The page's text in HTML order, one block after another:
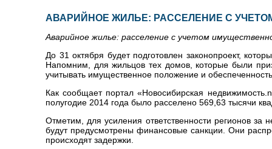
АВАРИЙНОЕ ЖИЛЬЕ: РАССЕЛЕНИЕ С
Аварийное жилье: расселение с учетом
До 31 октября будет подготовлен законопроект,
Напомним, для жильцов тех домов, которые были
учитывать имущественное положение и
Как сообщает портал «Новосибирская
полугодие 2014 года было расселено 569,63 тысячи
Отметим, для усиления ответственности регионов
будут предусмотрены финансовые санкции. Они
происходят задержки.